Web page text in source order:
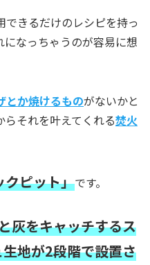
できるだけのレシピを持っ
なっちゃうのが容易に想
とか焼けるものがないかと
それを叶えてくれる焚火
クピット」です。
灰をキャッチするス
地が2段階で設置さ